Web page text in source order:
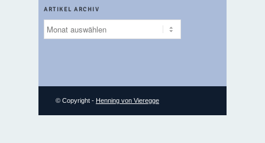
ARTIKEL ARCHIV
Artikel
Archiv
© Copyright - Henning von Vieregge